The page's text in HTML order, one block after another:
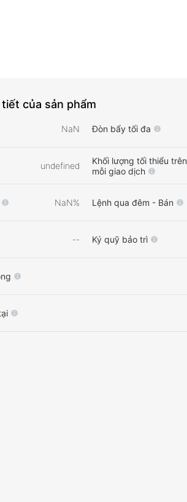
của sản phẩm
NaN Đòn bẩy tối đa
undefined
Khối lượng tối thiểu trên
mỗi giao dịch
NaN% Lệnh qua đêm - Bán
-- Ký quỹ bảo trì